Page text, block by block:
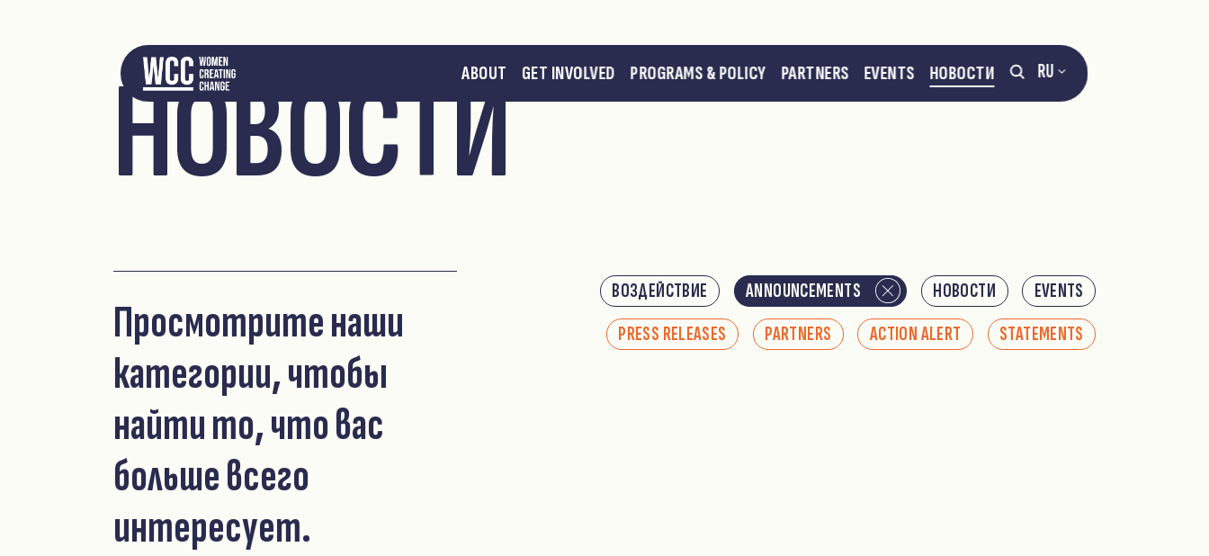
RU
ABOUT GET INVOLVED PROGRAMS & POLICY PARTNERS EVENTS НОВОСТИ
НОВОСТИ
Просмотрите наши
категории, чтобы
найти то, что вас
больше всего
интересует.
ВОЗДЕЙСТВИЕ ANNOUNCEMENTS НОВОСТИ
EVENTS
PRESS RELEASES
PARTNERS ACTION ALERT STATEMENTS